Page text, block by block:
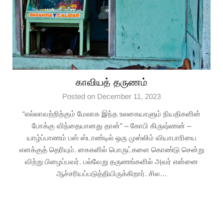
காவியத் தருணம்
Posted on December 11, 2023
“எல்லாவற்றிற்கும் மேலாக இந்த உலகையாளும் நியதிகளின்
போக்கு விந்தையானது தான்” – கோபி கிருஷ்ணன் –
யாழ்ப்பாணம் பஸ் ஸ்டாண்டில் ஒரு முஸ்லிம் வியாபாரியை
எனக்குத் தெரியும். கைகளில் பொருட்களை கொண்டு சென்று
விற்று பிழைப்பவர். பல்வேறு தருணங்களில் அவர் என்னை
ஆச்சரியப்படுத்தியிருக்கிறார். சில…